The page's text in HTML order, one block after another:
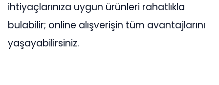
ihtiyaçlarınıza uygun ürünleri rahatlıkla
bulabilir; online alışverişin tüm avantajlarını
yaşayabilirsiniz.